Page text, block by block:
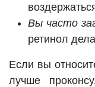
Вы часто
ретинол
Если вы
лучше